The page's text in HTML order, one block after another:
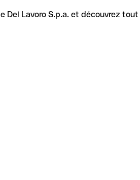
Lavoro S.p.a. et découvrez